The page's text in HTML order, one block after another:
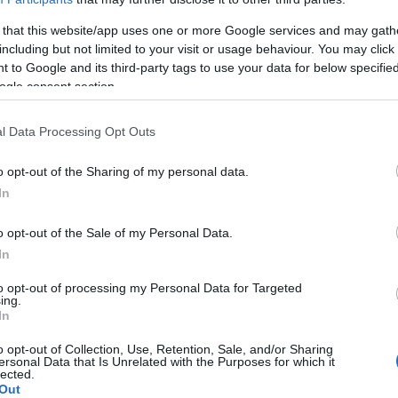
that this website/app uses one or more Google services and may
but not limited to your visit or usage behaviour. You may
to Google and its third-party tags to use your data for below
consent section.
Data Processing Opt Outs
opt-out of the Sharing of my personal data.
opt-out of the Sale of my Personal Data.
opt-out of processing my Personal Data for Targeted
opt-out of Collection, Use, Retention, Sale, and/or Sharing
Data that Is Unrelated with the Purposes for which it
cellules de l'organisme ne répondent plus
du transport du glucose du sang vers les
sucre dans le sang et une surcharge du
Bien que ce phénomène soit principalement
constatent de plus en plus que ses effets
jusqu'au cerveau.
l'impact d'un régime riche en sucre et de la
du cerveau. Ils ont constaté que l'excès chronique
seulement le risque d'obésité et de diabète, mais
de la structure et de la fonction cérébrales
résistance à l'insuline ont obtenu de moins bons
signes de déclin précoce de la mémoire.